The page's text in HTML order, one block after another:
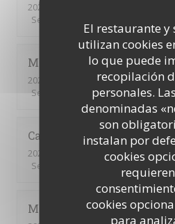
El restaurante y
utilizan cookies
lo que puede
recopilación
personales.
denominadas
son
instalan por
cookies
cookies
para
2026-08-02
Servicio
Monica
2026-08-02
- 12:30 - Invitados 4
Servicio
Ambiente:3/5 Menú
Catherine C
2026-07-30
- 12:30 - Invitados 4
Servicio
Menú
Martine